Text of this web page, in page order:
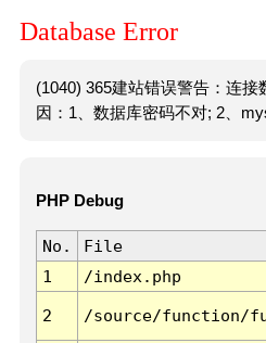
Database Error
(1040) 365建站错误警告：连接
因：1、数据库密码不对; 2、
PHP Debug
No. File
1
/index.php
2 /source/function/